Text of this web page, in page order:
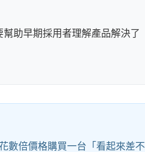
助早期採用者理解產品解決了
數倍價格購買一台「看起來差不